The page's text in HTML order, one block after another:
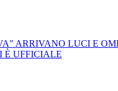
ARRIVANO LUCI E
È UFFICIALE